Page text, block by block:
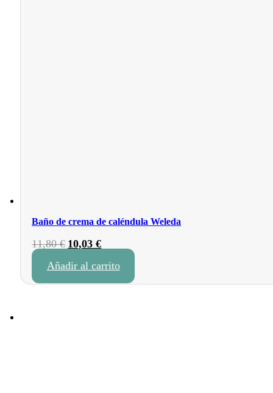
Baño de crema de caléndula Weleda
11,80€ El
original
era:
10,03€El
actual
es:
Añadir al carrito